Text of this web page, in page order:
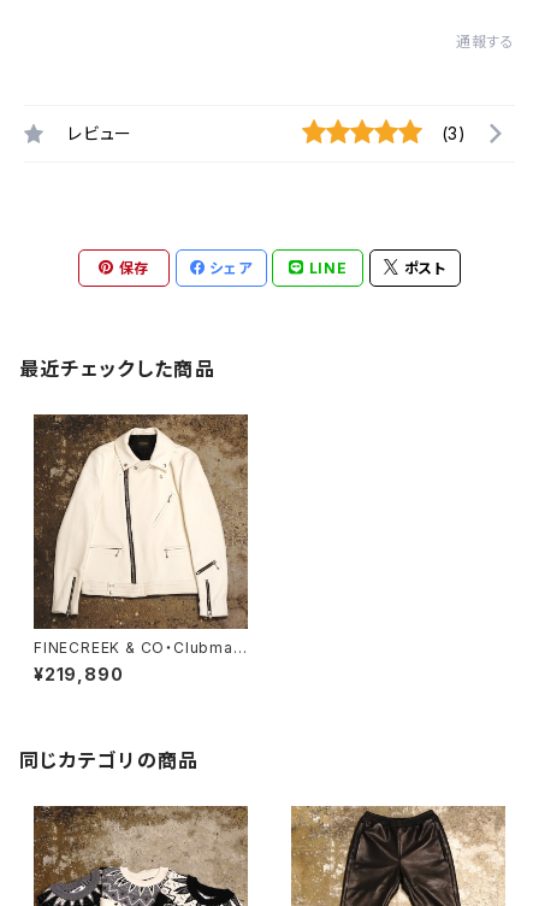
通報する
レビュー (3)
保存 シェア LINE ポスト
最近チェックした商品
FINECREEK & CO・Clubman
Deer【ACJK027】
¥219,890
同じカテゴリの商品